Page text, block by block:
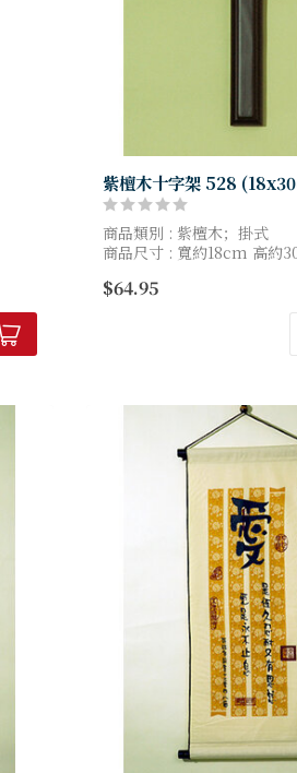
紫檀木十字架 528
商品類別 : 紫檀木；掛式
商品尺寸 : 寬約18cm 高約
$64.95